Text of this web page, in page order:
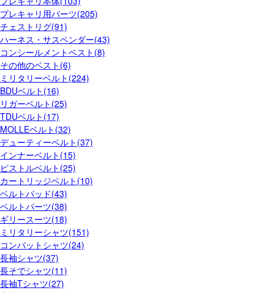
プレキャリ用パーツ(205)
チェストリグ(91)
ハーネス・サスペンダー(43)
コンシールメントベスト(8)
その他のベスト(6)
ミリタリーベルト(224)
BDUベルト(16)
リガーベルト(25)
TDUベルト(17)
MOLLEベルト(32)
デューティーベルト(37)
インナーベルト(15)
ピストルベルト(25)
カートリッジベルト(10)
ベルトパッド(43)
ベルトパーツ(38)
ギリースーツ(18)
ミリタリーシャツ(151)
コンバットシャツ(24)
長袖シャツ(37)
長そでシャツ(11)
長袖Tシャツ(27)